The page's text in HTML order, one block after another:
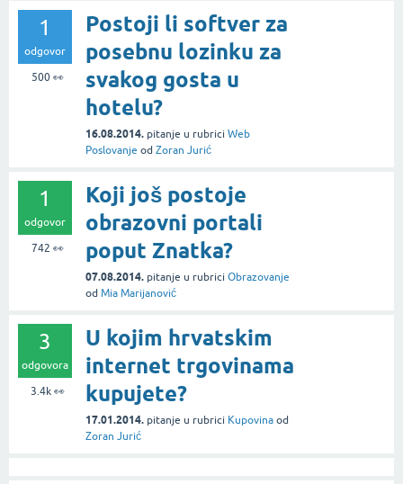
1
odgovor
500👀
Postoji li softver za
posebnu lozinku za
svakog gosta u
hotelu?
16.08.2014. pitanje u rubrici Web
Poslovanje od Zoran Jurić
1
odgovor
742 👀
Koji još postoje
obrazovni portali
poput Znatka?
07.08.2014. pitanje u rubrici Obrazovanje
od Mia Marijanović
3
odgovora
3.4k👀
U kojim hrvatskim
internet trgovinama
kupujete?
17.01.2014. pitanje u rubrici Kupovina od
Zoran Jurić